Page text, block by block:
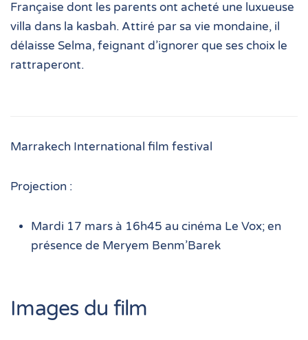
Française dont les parents ont acheté une luxueuse
villa dans la kasbah. Attiré par sa vie mondaine, il
délaisse Selma, feignant d’ignorer que ses choix le
rattraperont.
Marrakech International film festival
Projection :
Mardi 17 mars à 16h45 au cinéma Le Vox; en
présence de Meryem Benm’Barek
Images du film